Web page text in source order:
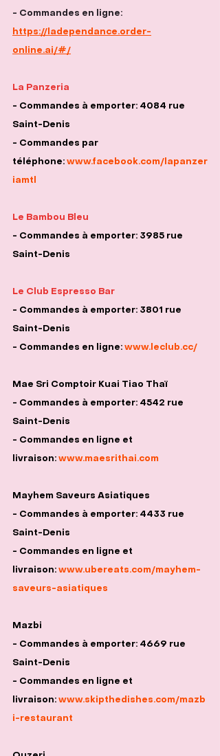
- Commandes en ligne:
https://ladependance.order-
online.ai/#/
La Panzeria
- Commandes à emporter: 4084 rue
Saint-Denis
- Commandes par
téléphone: www.facebook.com/lapanzer
iamtl
Le Bambou Bleu
- Commandes à emporter: 3985 rue
Saint-Denis
Le Club Espresso Bar
- Commandes à emporter: 3801 rue
Saint-Denis
- Commandes en ligne: www.leclub.cc/
Mae Sri Comptoir Kuai Tiao Thaï
- Commandes à emporter: 4542 rue
Saint-Denis
- Commandes en ligne et
livraison: www.maesrithai.com
Mayhem Saveurs Asiatiques
- Commandes à emporter: 4433 rue
Saint-Denis
- Commandes en ligne et
livraison: www.ubereats.com/mayhem-
saveurs-asiatiques
Mazbi
- Commandes à emporter: 4669 rue
Saint-Denis
- Commandes en ligne et
livraison: www.skipthedishes.com/mazb
i-restaurant